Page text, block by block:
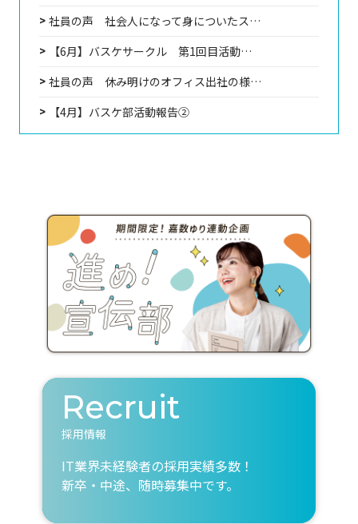
社員の声 社会人になって身についたス…
【6月】バスケサークル 第1回目活動…
社員の声 休み明けのオフィス出社の様…
【4月】バスケ部活動報告②
Recruit
採用情報
IT業界未経験者の採用実績多数！
新卒・中途、随時募集中です。